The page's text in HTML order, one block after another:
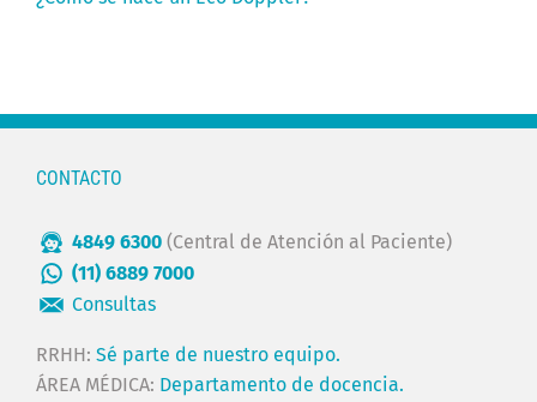
CONTACTO
4849 6300 (Central de Atención al Paciente)
(11) 6889 7000
Consultas
RRHH: Sé parte de nuestro equipo.
ÁREA MÉDICA: Departamento de docencia.